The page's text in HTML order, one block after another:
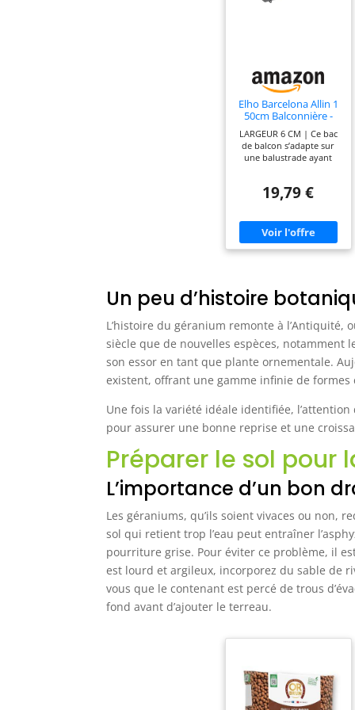
Elho Barcelona Allin 1
50cm Balconnière -
Anthracite
LARGEUR 6 CM | Ce bac
de balcon s’adapte sur
une balustrade ayant
PRATIQUE DE TROP-
vos plantes ne seront
jamais inondées et donc
protégées contre le
parfaitement aérées.
Vous en profiterez plus
FACILE | Ce bac à plantes
ouverture pratique sur
le côté pour pouvoir
l’eau à vos plantes.
ainsi fait que vous en
longtemps. Sa couleur
pot résiste au gel et à la
saleté ou aux coups.
C’est une promesse ! Ce
n’est pas sans raison que
de garantie. PLASTIQUE
partir de plastique 100 %
recyclé, produit avec de
l’énergie éolienne et 100
% recyclable.
19,79 €
Un peu d’histoire
L’histoire du géranium remonte à l’Antiquité,
siècle que de nouvelles espèces,
son essor en tant que plante ornementale.
existent, offrant une gamme infinie de
Une fois la variété idéale identifiée,
pour assurer une bonne reprise et une
Préparer le sol pour
L’importance d’un bon
Les géraniums, qu’ils soient vivaces ou non,
sol qui retient trop l’eau peut entraîner
pourriture grise. Pour éviter ce problème, il
est lourd et argileux, incorporez du sable de
vous que le contenant est percé de trous
fond avant d’ajouter le terreau.